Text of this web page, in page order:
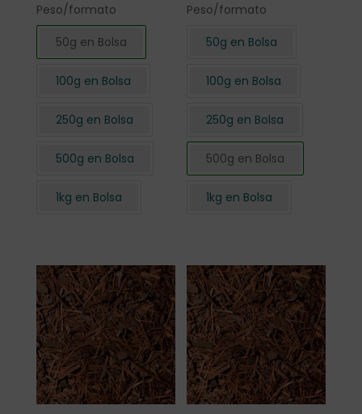
Peso/formato
50g en Bolsa
100g en Bolsa
250g en Bolsa
500g en Bolsa
1kg en Bolsa
Peso/formato
50g en Bolsa
100g en Bolsa
250g en Bolsa
500g en Bolsa
1kg en Bolsa